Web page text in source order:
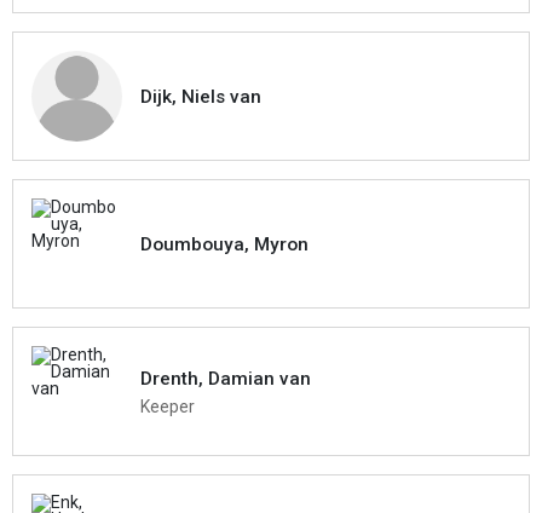
Dijk, Niels van
Doumbouya, Myron
Drenth, Damian van
Keeper